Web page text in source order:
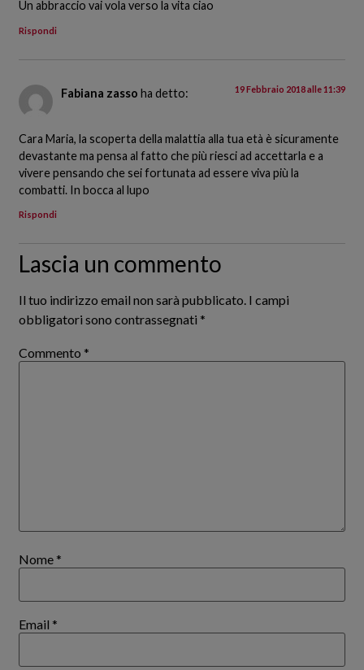
Un abbraccio vai vola verso la vita ciao
Rispondi
Fabiana zasso ha detto: 19 Febbraio 2018 alle 11:39
Cara Maria, la scoperta della malattia alla tua età è sicuramente
devastante ma pensa al fatto che più riesci ad accettarla e a
vivere pensando che sei fortunata ad essere viva più la
combatti. In bocca al lupo
Rispondi
Lascia un commento
Il tuo indirizzo email non sarà pubblicato. I campi
obbligatori sono contrassegnati *
Commento *
Nome *
Email *